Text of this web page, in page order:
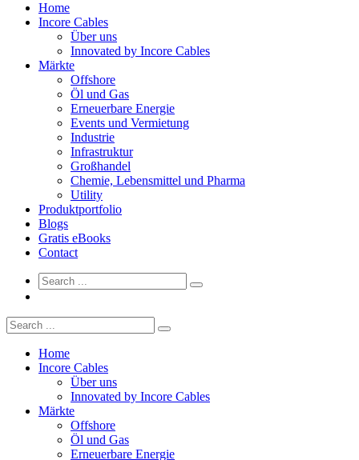
Home
Incore Cables
Über uns
Innovated by Incore Cables
Märkte
Offshore
Öl und Gas
Erneuerbare Energie
Events und Vermietung
Industrie
Infrastruktur
Großhandel
Chemie, Lebensmittel und Pharma
Utility
Produktportfolio
Blogs
Gratis eBooks
Contact
Home
Incore Cables
Über uns
Innovated by Incore Cables
Märkte
Offshore
Öl und Gas
Erneuerbare Energie